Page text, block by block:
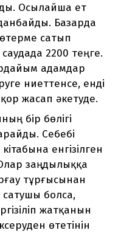
Осылайша ет
Базарда
сатып
2200 теңге.
адамдар
ниеттенсе, енді
жасап әкетуде.
бір бөлігі
Себебі
енгізілген
заңдылыққа
тұрғысынан
сатушы болса,
жатқанын
өтетінін